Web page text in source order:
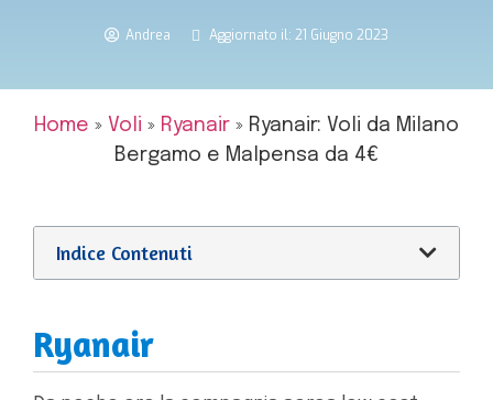
Andrea Aggiornato il: 21 Giugno 2023
Home » Voli » Ryanair » Ryanair: Voli da Milano
Bergamo e Malpensa da 4€
Indice Contenuti
Ryanair